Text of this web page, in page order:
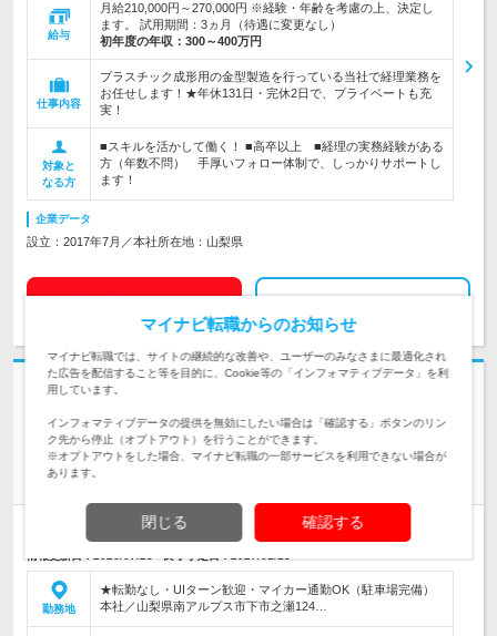
給与
月給210,000円～270,000円 ※経験・年齢を考慮の上、決定し
ます。 試用期間：3ヵ月（待遇に変更なし）
初年度の年収： 300～400万円
仕事内容
プラスチック成形用の金型製造を行っている当社で経理業務を
お任せします！★年休131日・完休2日で、プライベートも充
実！
対象と
なる方
■スキルを活かして働く！ ■高卒以上 ■経理の実務経験がある
方（年数不問） 手厚いフォロー体制で、しっかりサポートし
ます！
企業データ
設立：2017年7月／本社所在地：山梨県
志望動機・自己PR不要
株式会社オーテックメカニカル | 【創業40周年！黒字経営継続中】土日祝
休み／充実の福利厚生
山梨で働く 【部品発注担当】＊年休130日＊平均賞与6.3ヶ月以
完全週休2日制 転勤なし
勤務地
★転勤なし・UIターン歓迎・マイカー通勤OK（駐車場完備）
本社／山梨県南アルプス市下市之瀬124…
マイナビ転職からのお知らせ
マイナビ転職では、サイトの継続的な改善や、ユーザーのみなさまに最適化され
た広告を配信すること等を目的に、Cookie等の「インフォマティブデータ」を利
用しています。
インフォマティブデータの提供を無効にしたい場合は「確認する」ボタンのリン
ク先から停止（オプトアウト）を行うことができます。
※オプトアウトをした場合、マイナビ転職の一部サービスを利用できない場合が
あります。
閉じる 確認する